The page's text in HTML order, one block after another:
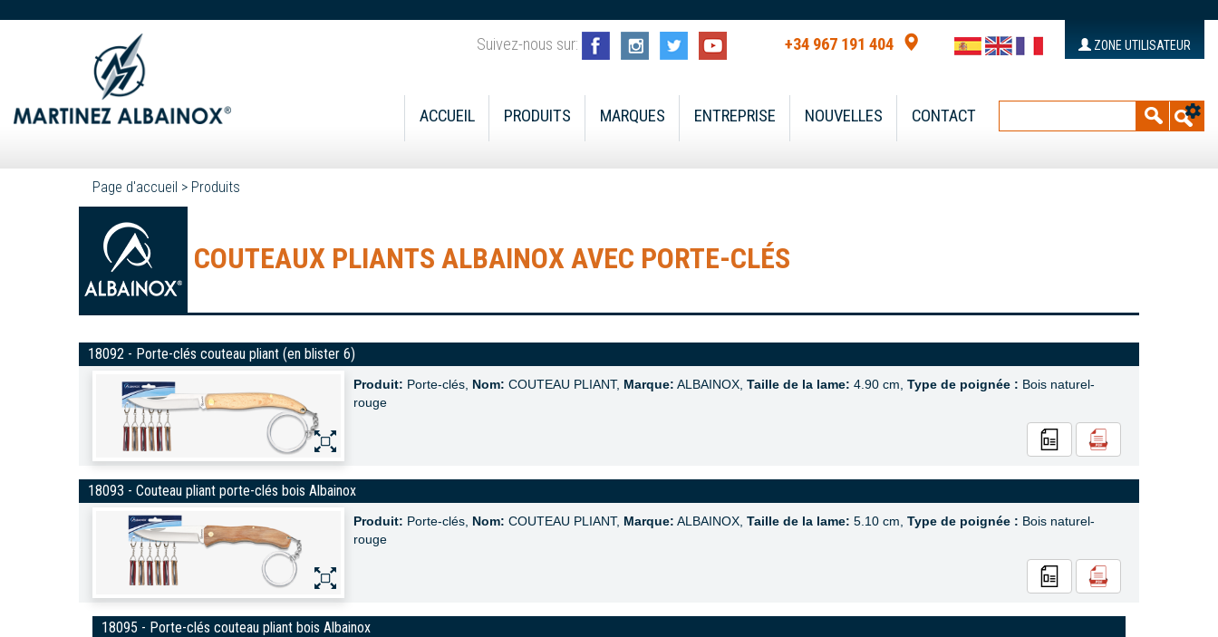
Suivez-nous sur: +34 967 191 404 ZONE UTILISATEUR
ACCUEIL PRODUITS MARQUES ENTREPRISE NOUVELLES CONTACT
Page d'accueil > Produits
COUTEAUX PLIANTS ALBAINOX AVEC PORTE-CLÉS
18092 - Porte-clés couteau pliant (en blister 6)
Produit: Porte-clés, Nom: COUTEAU PLIANT, Marque: ALBAINOX, Taille de la lame: 4.90 cm, Type de poignée : Bois naturel-
rouge
18093 - Couteau pliant porte-clés bois Albainox
Produit: Porte-clés, Nom: COUTEAU PLIANT, Marque: ALBAINOX, Taille de la lame: 5.10 cm, Type de poignée : Bois naturel-
rouge
18095 - Porte-clés couteau pliant bois Albainox